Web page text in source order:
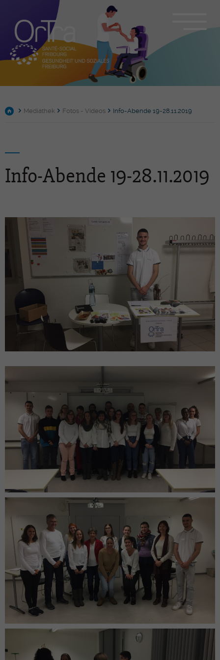
Mediathek Fotos - Videos Info-Abende 19-28.11.2019
Info-Abende 19-28.11.2019